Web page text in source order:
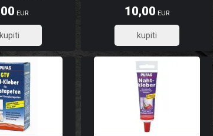
EUR
4,00
10,00 EUR
8,00